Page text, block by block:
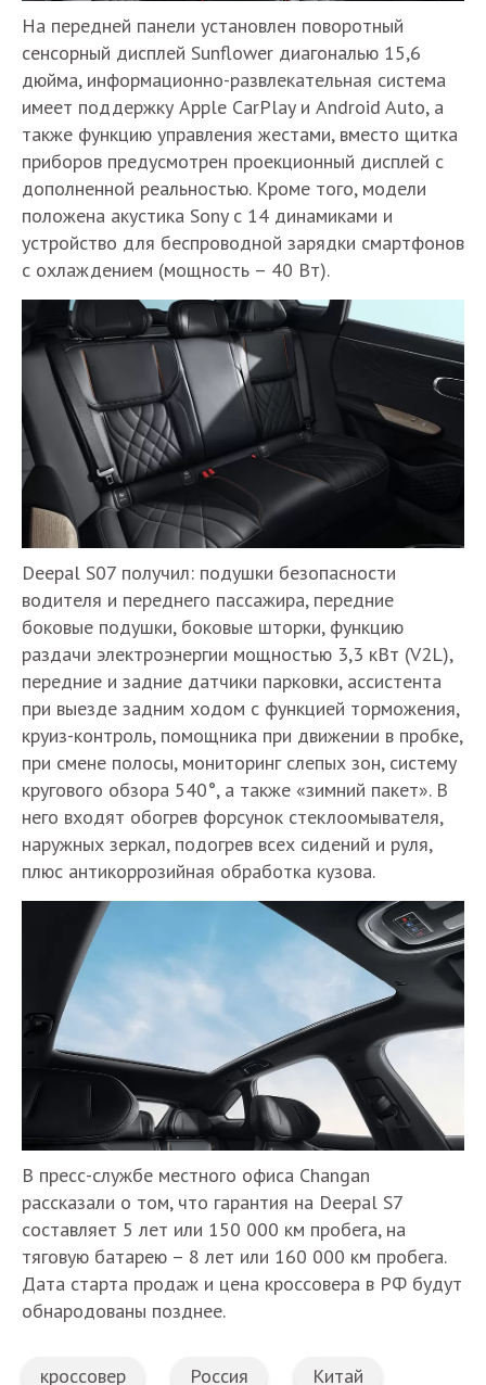
На передней панели установлен поворотный
сенсорный дисплей Sunflower диагональю 15,6
дюйма, информационно-развлекательная система
имеет поддержку Apple CarPlay и Android Auto, а
также функцию управления жестами, вместо щитка
приборов предусмотрен проекционный дисплей с
дополненной реальностью. Кроме того, модели
положена акустика Sony с 14 динамиками и
устройство для беспроводной зарядки смартфонов
с охлаждением (мощность – 40 Вт).
Deepal S07 получил: подушки безопасности
водителя и переднего пассажира, передние
боковые подушки, боковые шторки, функцию
раздачи электроэнергии мощностью 3,3 кВт (V2L),
передние и задние датчики парковки, ассистента
при выезде задним ходом с функцией торможения,
круиз-контроль, помощника при движении в пробке,
при смене полосы, мониторинг слепых зон, систему
кругового обзора 540°, а также «зимний пакет». В
него входят обогрев форсунок стеклоомывателя,
наружных зеркал, подогрев всех сидений и руля,
плюс антикоррозийная обработка кузова.
В пресс-службе местного офиса Changan
рассказали о том, что гарантия на Deepal S7
составляет 5 лет или 150 000 км пробега, на
тяговую батарею – 8 лет или 160 000 км пробега.
Дата старта продаж и цена кроссовера в РФ будут
обнародованы позднее.
кроссовер Россия Китай